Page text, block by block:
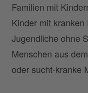
Familien mit
Kinder mit kranken
Jugendliche ohne
Menschen aus
oder sucht-kranke